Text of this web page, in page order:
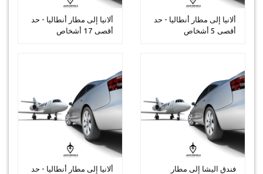
ألانيا إلى مطار أنطاليا - حد
أقصى 17 أشخاص
ألانيا إلى مطار أنطاليا - حد
أقصى 5 أشخاص
ألانيا إلى مطار أنطاليا - حد
فندق اليشا إلى مطار